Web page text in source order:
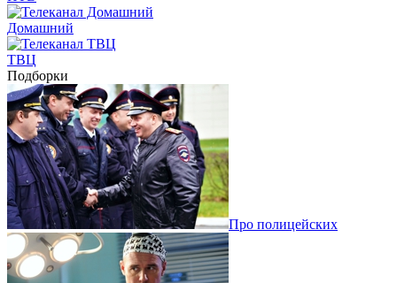
Домашний
ТВЦ
Подборки
Про полицейских